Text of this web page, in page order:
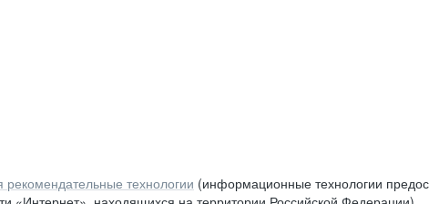
технологии (информационные технологии